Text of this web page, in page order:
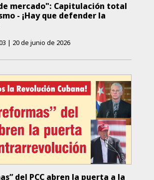
mercado": Capitulación total
- ¡Hay que defender la
| 20 de junio de 2026
del PCC abren la puerta a la